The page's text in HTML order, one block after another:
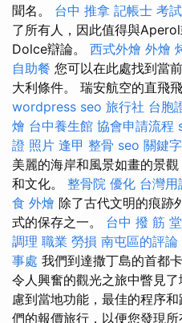
聞名。 台中 推拿 記帳士 考
了所有人，因此值得與
Dolce辯論。 西式外燴 外燴
自助餐 您可以在此處找到當
大利條件。 瑞安航空的直飛
wordpress seo 旅行社 台胞
燴 台中養生館 協會申請流程
證 照片 逢甲 整骨 seo 關鍵字
美麗的海岸和風景如畫的景
和文化。 整骨院 優化 台灣用
食 外燴 除了古代文明的痕跡
式的保存之一。 台中 撥 筋
調理 職業 勞損 南屯區的評論
事處 我們到達撒丁島的首都
令人興奮的觀光之旅中瞥見
慮到當地功能，最佳的程序
們的報價旅行，以便您發現